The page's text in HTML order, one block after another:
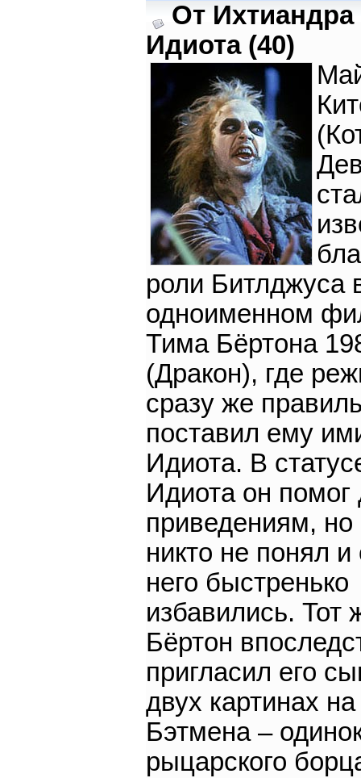
От Ихтиандра
Идиота (40)
роли Битлджуса
одноименном
Тима Бёртона
(Дракон), где
сразу же
поставил ему
Идиота. В
Идиота он помог
приведениям, но
никто не понял и
него быстренько
избавились. Тот
Бёртон
пригласил его
двух картинах
Бэтмена –
рыцарского